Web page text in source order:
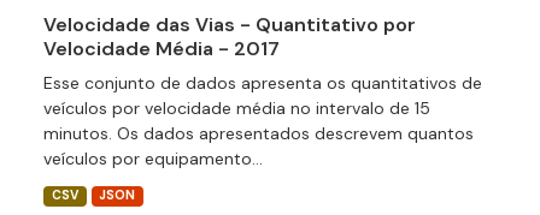
Velocidade das Vias - Quantitativo por
Velocidade Média - 2017
Esse conjunto de dados apresenta os quantitativos de
veículos por velocidade média no intervalo de 15
minutos. Os dados apresentados descrevem quantos
veículos por equipamento...
CSV JSON